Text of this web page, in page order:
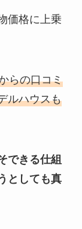
価格に上乗
らの口コミ
ルハウスも
できる仕組
としても真